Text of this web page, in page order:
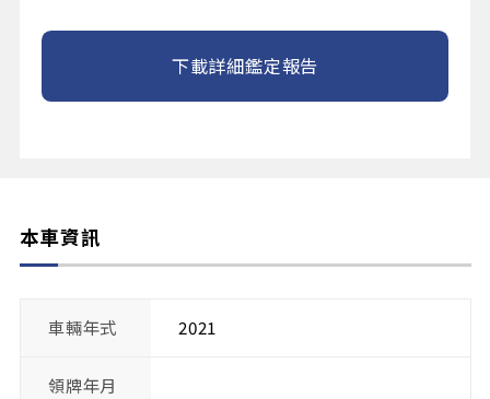
下載詳細鑑定報告
本車資訊
車輛年式 2021
領牌年月